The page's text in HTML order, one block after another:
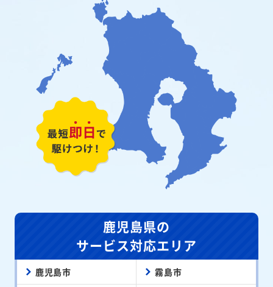
鹿児島県の
サービス対応エリア
鹿児島市 霧島市